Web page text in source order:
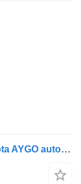
23250-0Q040 sprauslas paredzēts Toyota AYGO automašīnas